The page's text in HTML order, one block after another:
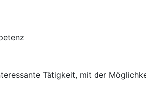
Tätigkeit, mit der